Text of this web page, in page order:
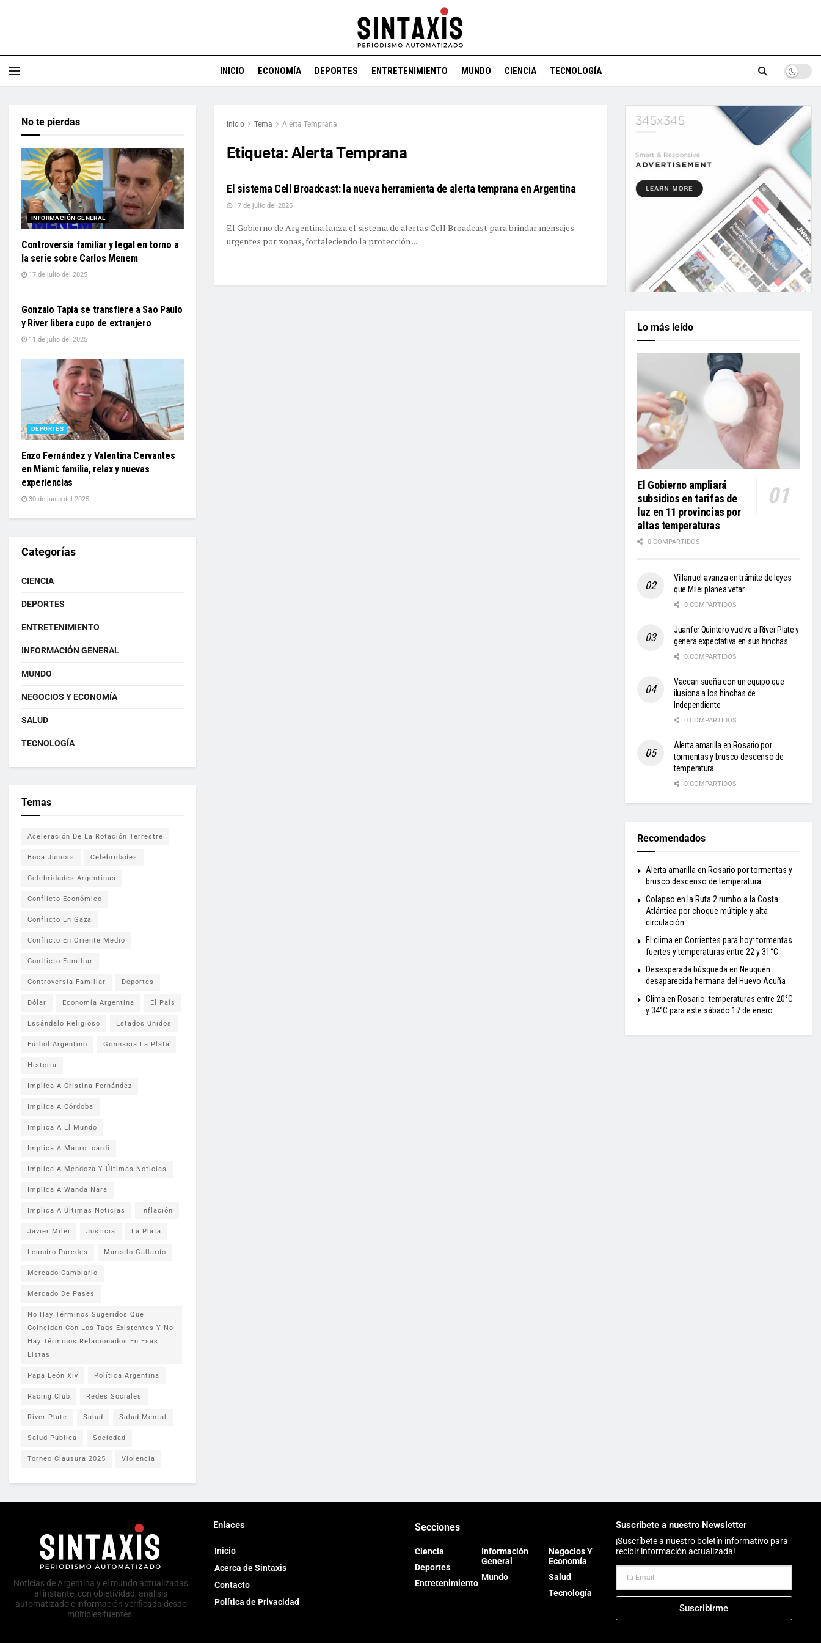
INICIO ECONOMÍA DEPORTES ENTRETENIMIENTO MUNDO CIENCIA TECNOLOGÍA
Inicio Tema Alerta Temprana
Etiqueta: Alerta Temprana
El sistema Cell Broadcast: la nueva herramienta de alerta temprana en Argentina
17 de julio del 2025
El Gobierno de Argentina lanza el sistema de alertas Cell Broadcast para brindar mensajes
urgentes por zonas, fortaleciendo la protección ...
No te pierdas
INFORMACIÓN GENERAL
Controversia familiar y legal en torno a
la serie sobre Carlos Menem
17 de julio del 2025
Gonzalo Tapia se transfiere a Sao Paulo
y River libera cupo de extranjero
11 de julio del 2025
DEPORTES
Enzo Fernández y Valentina Cervantes
en Miami: familia, relax y nuevas
experiencias
30 de junio del 2025
Categorías
CIENCIA
DEPORTES
ENTRETENIMIENTO
INFORMACIÓN GENERAL
MUNDO
NEGOCIOS Y ECONOMÍA
SALUD
TECNOLOGÍA
Temas
Aceleración De La Rotación Terrestre
Boca Juniors Celebridades
Celebridades Argentinas
Conflicto Económico
Conflicto En Gaza
Conflicto En Oriente Medio
Conflicto Familiar
Controversia Familiar Deportes
Dólar Economía Argentina El País
Escándalo Religioso Estados Unidos
Fútbol Argentino Gimnasia La Plata
Historia
Implica A Cristina Fernández
Implica A Córdoba
Implica A El Mundo
Implica A Mauro Icardi
Implica A Mendoza Y Últimas Noticias
Implica A Wanda Nara
Implica A Últimas Noticias Inflación
Javier Milei Justicia La Plata
Leandro Paredes Marcelo Gallardo
Mercado Cambiario
Mercado De Pases
No Hay Términos Sugeridos Que
Coincidan Con Los Tags Existentes Y No
Hay Términos Relacionados En Esas
Listas
Papa León Xiv Política Argentina
Racing Club Redes Sociales
River Plate Salud Salud Mental
Salud Pública Sociedad
Torneo Clausura 2025 Violencia
Lo más leído
El Gobierno ampliará
subsidios en tarifas de
luz en 11 provincias por
altas temperaturas
0 COMPARTIDOS
Villarruel avanza en trámite de leyes
que Milei planea vetar
0 COMPARTIDOS
Juanfer Quintero vuelve a River Plate y
genera expectativa en sus hinchas
0 COMPARTIDOS
Vaccari sueña con un equipo que
ilusiona a los hinchas de
Independiente
0 COMPARTIDOS
Alerta amarilla en Rosario por
tormentas y brusco descenso de
temperatura
0 COMPARTIDOS
Recomendados
Alerta amarilla en Rosario por tormentas y
brusco descenso de temperatura
Colapso en la Ruta 2 rumbo a la Costa
Atlántica por choque múltiple y alta
circulación
El clima en Corrientes para hoy: tormentas
fuertes y temperaturas entre 22 y 31°C
Desesperada búsqueda en Neuquén:
desaparecida hermana del Huevo Acuña
Clima en Rosario: temperaturas entre 20°C
y 34°C para este sábado 17 de enero
Noticias de Argentina y el mundo actualizadas
al instante, con objetividad, análisis
automatizado e información verificada desde
múltiples fuentes.
Enlaces
Inicio
Acerca de Sintaxis
Contacto
Política de Privacidad
Secciones
Ciencia
Deportes
Entretenimiento
Información
General
Mundo
Negocios Y
Economía
Salud
Tecnología
Suscríbete a nuestro Newsletter
¡Suscríbete a nuestro boletín informativo para
recibir información actualizada!
Suscribirme